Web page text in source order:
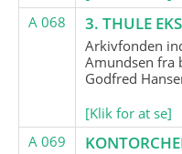
A 068
3. THULE
Arkivfonden
Amundsen fra
Godfred
[Klik for at se]
A 069